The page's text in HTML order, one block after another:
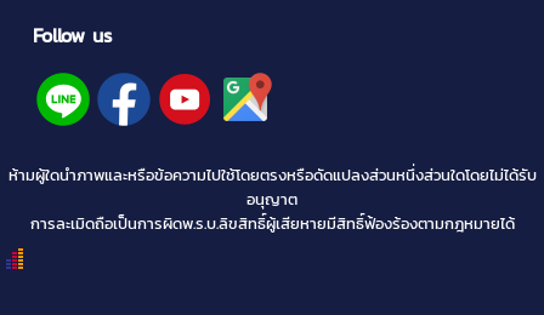
Follow us
ห้ามผู้ใดนำภาพและหรือข้อความไปใช้โดยตรงหรือดัดแปลงส่วนหนึ่งส่วนใดโดยไม่ได้รับ
อนุญาต
การละเมิดถือเป็นการผิดพ.ร.บ.ลิขสิทธิ์ผู้เสียหายมีสิทธิ์ฟ้องร้องตามกฎหมายได้